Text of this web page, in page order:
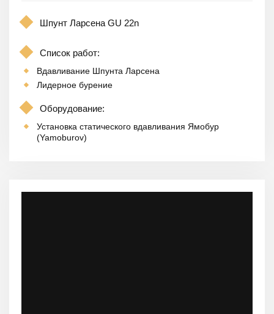
Шпунт Ларсена GU 22n
Список работ:
Вдавливание Шпунта Ларсена
Лидерное бурение
Оборудование:
Установка статического вдавливания Ямобур
(Yamoburov)